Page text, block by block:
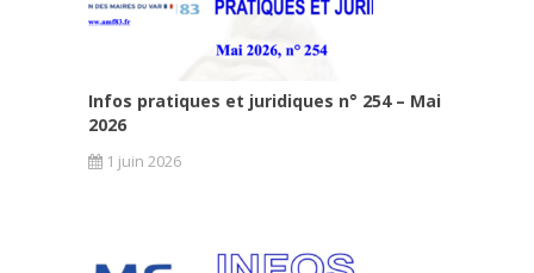
Infos pratiques et juridiques n° 254 – Mai
2026
1 juin 2026